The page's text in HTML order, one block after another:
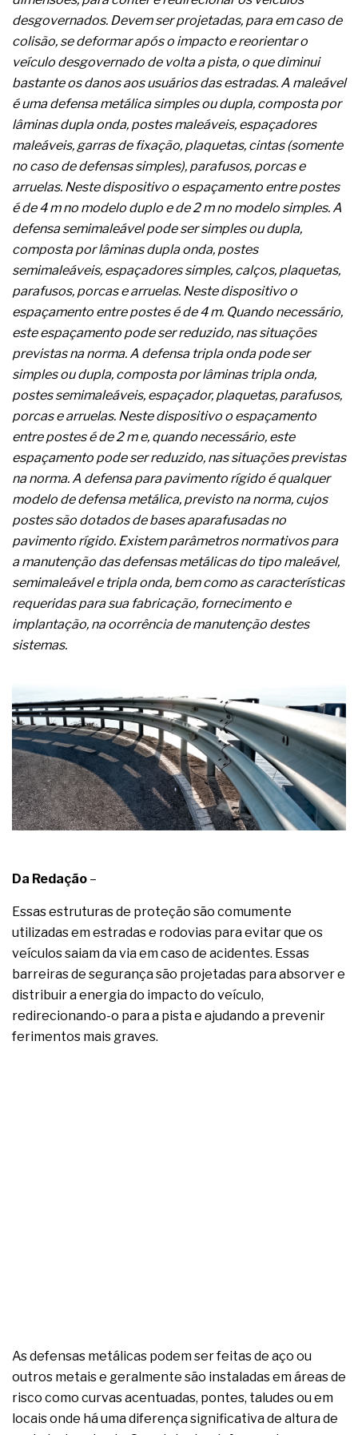
A prevenção clínica da coceira no ânus
Os sintomas clínicos do teratoma de ovário
O tratamento médico da síndrome da fadiga
crônica
As causas médicas da queda dos cabelos ou
calvície
Quando a gestão é o obstáculo para o resultado
positivo
Os procedimentos para a inspeção em estruturas
hidráulicas de concreto de obras
O movimento regular reduz em 19% o risco de
morte precoce e melhora o metabolismo
O desenvolvimento de indicadores nas atividades
de governança das organizações
O desenho industrial ganha espaço como
estratégia competitiva nas empresas
As variações dimensionais dos produtos de
materiais cimentícios com fibra de vidro
A próxima vantagem competitiva não está no
modelo de IA
complexa ficou ainda mais humana
desgovernados. Devem ser projetadas, para em caso de
colisão, se deformar após o impacto e reorientar o
veículo desgovernado de volta a pista, o que diminui
bastante os danos aos usuários das estradas. A maleável
é uma defensa metálica simples ou dupla, composta por
lâminas dupla onda, postes maleáveis, espaçadores
maleáveis, garras de fixação, plaquetas, cintas (somente
no caso de defensas simples), parafusos, porcas e
arruelas. Neste dispositivo o espaçamento entre postes
é de 4 m no modelo duplo e de 2 m no modelo simples. A
defensa semimaleável pode ser simples ou dupla,
composta por lâminas dupla onda, postes
semimaleáveis, espaçadores simples, calços, plaquetas,
parafusos, porcas e arruelas. Neste dispositivo o
espaçamento entre postes é de 4 m. Quando necessário,
este espaçamento pode ser reduzido, nas situações
previstas na norma. A defensa tripla onda pode ser
simples ou dupla, composta por lâminas tripla onda,
postes semimaleáveis, espaçador, plaquetas, parafusos,
porcas e arruelas. Neste dispositivo o espaçamento
entre postes é de 2 m e, quando necessário, este
espaçamento pode ser reduzido, nas situações previstas
na norma. A defensa para pavimento rígido é qualquer
modelo de defensa metálica, previsto na norma, cujos
postes são dotados de bases aparafusadas no
pavimento rígido. Existem parâmetros normativos para
a manutenção das defensas metálicas do tipo maleável,
semimaleável e tripla onda, bem como as características
requeridas para sua fabricação, fornecimento e
implantação, na ocorrência de manutenção destes
sistemas.
Da Redação –
Essas estruturas de proteção são comumente
utilizadas em estradas e rodovias para evitar que os
veículos saiam da via em caso de acidentes. Essas
barreiras de segurança são projetadas para absorver e
distribuir a energia do impacto do veículo,
redirecionando-o para a pista e ajudando a prevenir
ferimentos mais graves.
As defensas metálicas podem ser feitas de aço ou
outros metais e geralmente são instaladas em áreas de
risco como curvas acentuadas, pontes, taludes ou em
locais onde há uma diferença significativa de altura de